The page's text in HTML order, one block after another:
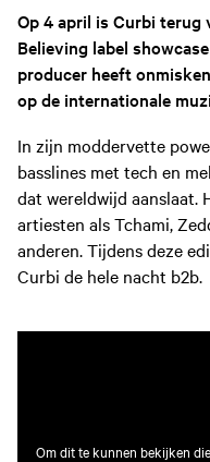
Op 4 april is Curbi terug
Believing label
producer heeft
op de internationale
In zijn moddervette
basslines met tech en
dat wereldwijd aanslaat.
artiesten als Tchami,
anderen. Tijdens deze
Curbi de hele nacht b2b.
Om dit te kunnen bekijken